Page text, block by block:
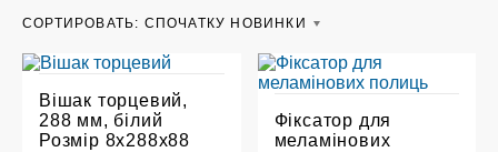
CОРТИРОВАТЬ: СПОЧАТКУ НОВИНКИ
Вішак торцевий,
288 мм, білий
Розмір 8х288х88
Фіксатор для
меламінових